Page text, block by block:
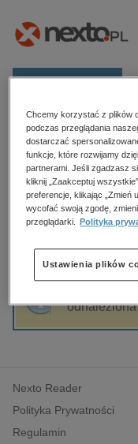
Kategorie
Zobacz wszystkie E-
budownictwo,
biznesowe,
dzienniki
edukacja
hobby, sport,
komputery,
polityka,
psychologiczne
inne
Strona główna
Montserrat
Sortowanie
Nexto Reader
Polityka Prywatności
Regulamin
Chcemy korzystać z plików
podczas przeglądania
dostarczać
funkcje, które rozwijamy
partnerami. Jeśli zgadzasz
kliknij „Zaakceptuj
preferencje, klikając „Zmień
wycofać swoją zgodę,
przeglądarki.
Polityka
Ustawienia plików